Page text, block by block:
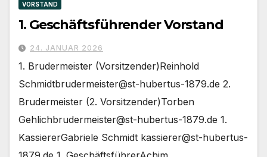
VORSTAND
1. Geschäftsführender Vorstand
24. JANUAR 2026
1. Brudermeister (Vorsitzender)Reinhold
Schmidtbrudermeister@st-hubertus-1879.de 2.
Brudermeister (2. Vorsitzender)Torben
Gehlichbrudermeister@st-hubertus-1879.de 1.
KassiererGabriele Schmidt kassierer@st-hubertus-